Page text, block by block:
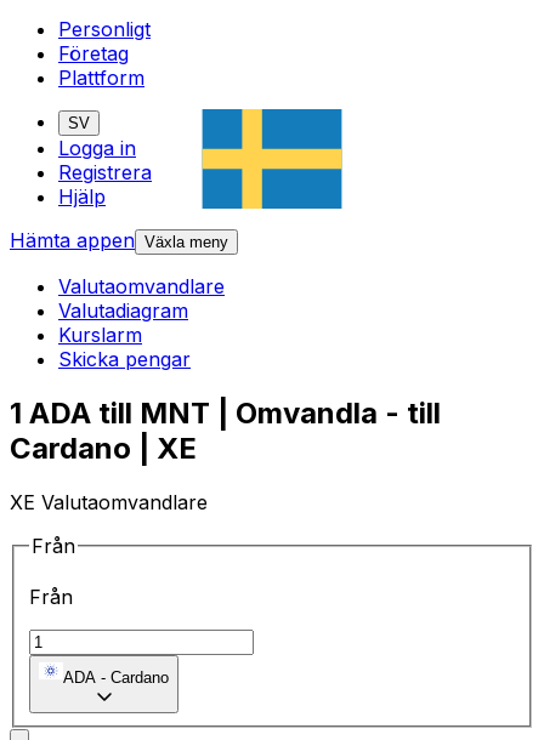
Personligt
Företag
Plattform
SV
Logga in
Registrera
Hjälp
Hämta appen Växla meny
Valutaomvandlare
Valutadiagram
Kurslarm
Skicka pengar
1 ADA till MNT | Omvandla - till
Cardano | XE
XE Valutaomvandlare
Från
Från
ADA - Cardano